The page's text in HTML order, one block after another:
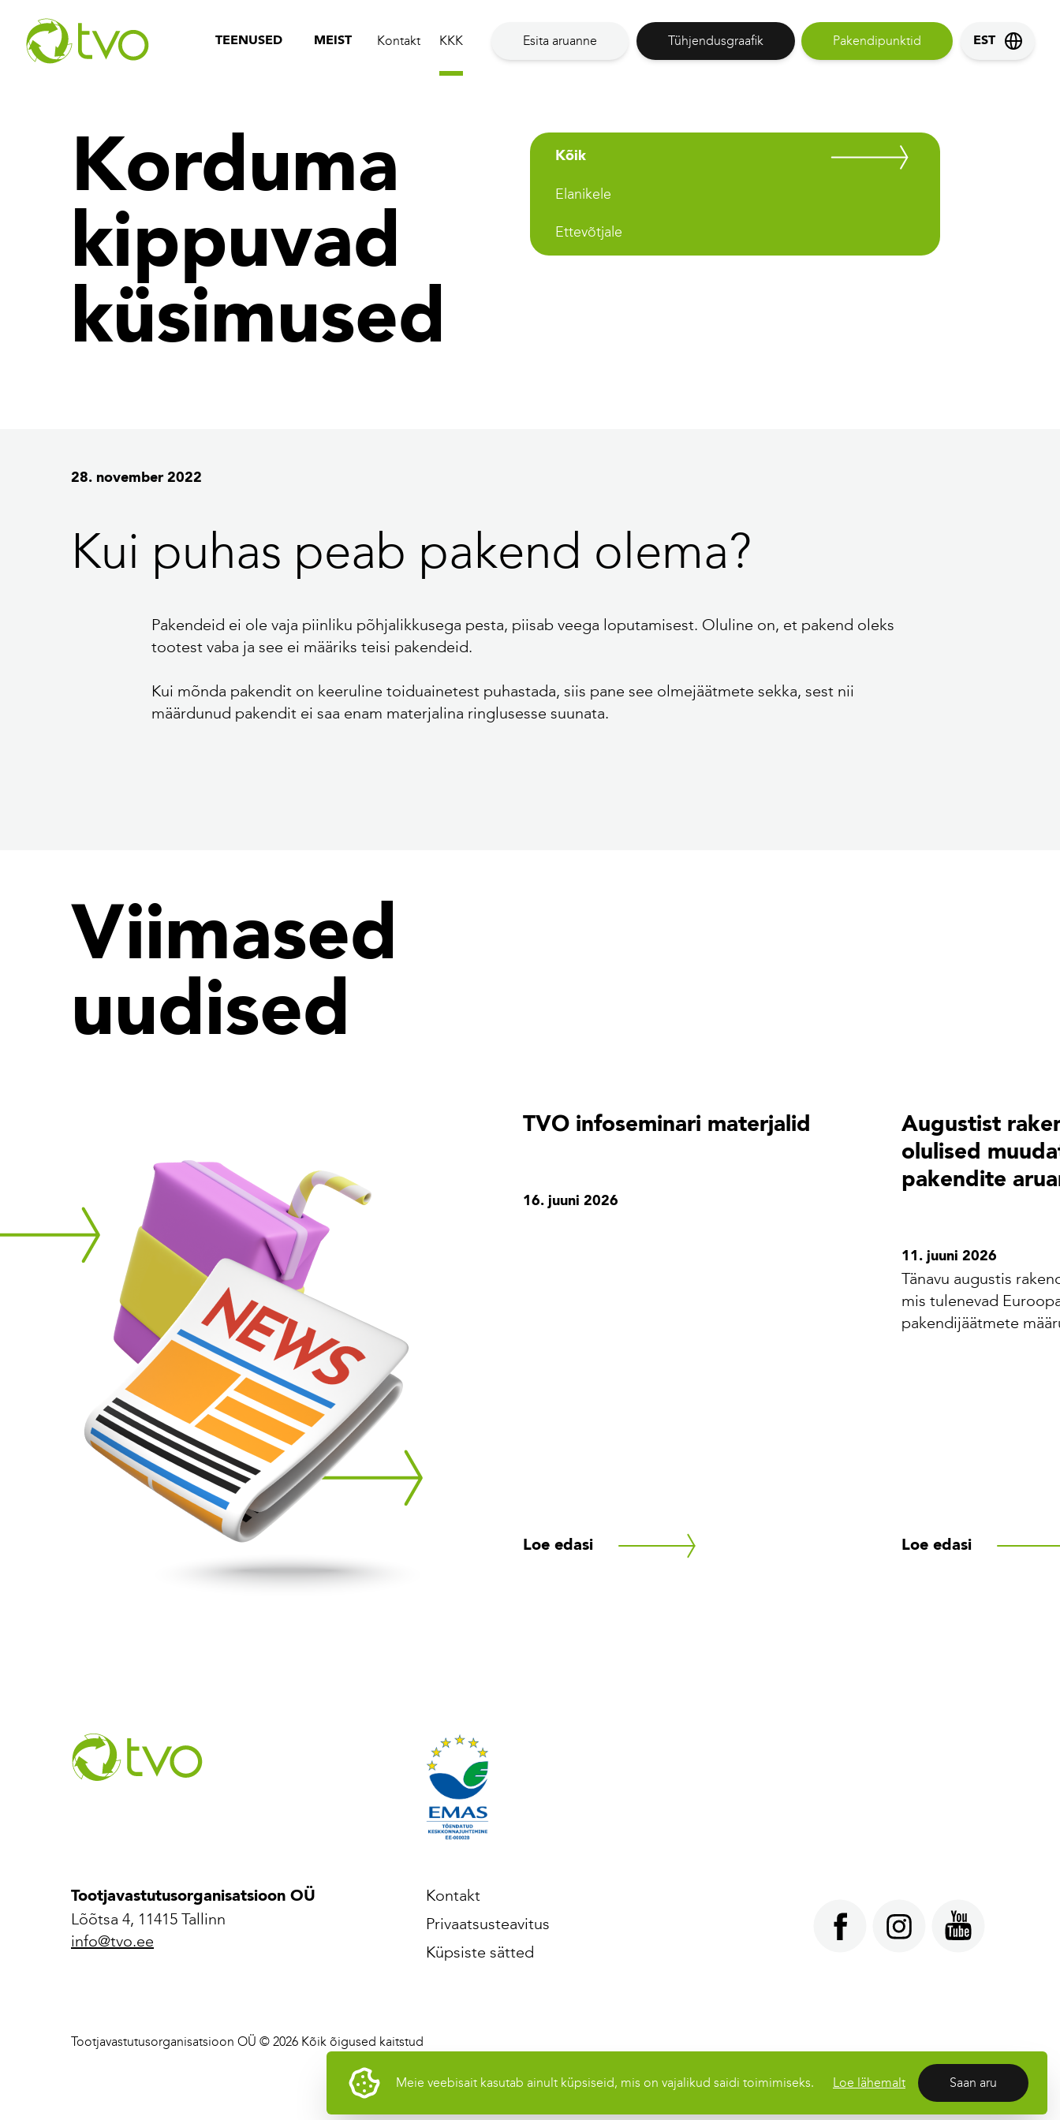
TEENUSED MEIST Kontakt KKK Esita aruanne Tühjendusgraafik Pakendipunktid EST
Korduma
kippuvad
küsimused
Kõik
Elanikele
Ettevõtjale
28. november 2022
Kui puhas peab pakend olema?
Pakendeid ei ole vaja piinliku põhjalikkusega pesta, piisab veega loputamisest. Oluline on, et pakend oleks
tootest vaba ja see ei määriks teisi pakendeid.
Kui mõnda pakendit on keeruline toiduainetest puhastada, siis pane see olmejäätmete sekka, sest nii
määrdunud pakendit ei saa enam materjalina ringlusesse suunata.
Viimased
uudised
TVO infoseminari materjalid
16. juuni 2026
Loe edasi
Augustist
olulised
pakendite
11. juuni 2026
Tänavu augustis
mis tulenevad
pakendijäätmete
Loe edasi
Tootjavastutusorganisatsioon OÜ
Lõõtsa 4, 11415 Tallinn
info@tvo.ee
Kontakt
Privaatsusteavitus
Küpsiste sätted
Tootjavastutusorganisatsioon OÜ © 2026 Kõik õigused kaitstud
Meie veebisait kasutab ainult küpsiseid, mis on vajalikud saidi toimimiseks. Loe lähemalt Saan aru